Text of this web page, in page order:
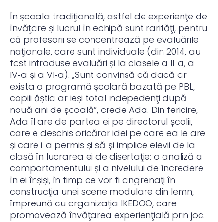
În școala tradiţională, astfel de experienţe de
învăţare și lucrul în echipă sunt rarităţi, pentru
că profesorii se concentrează pe evaluările
naţionale, care sunt individuale (din 2014, au
fost introduse evaluări și la clasele a II‑a, a
IV‑a și a VI‑a). „Sunt convinsă că dacă ar
exista o programă școlară bazată pe PBL,
copiii ăștia ar ieși total indepedenţi după
nouă ani de școală”, crede Ada. Din fericire,
Ada îl are de partea ei pe directorul școlii,
care e deschis oricăror idei pe care ea le are
și care i‑a permis și să‑și implice elevii de la
clasă în lucrarea ei de disertaţie: o analiză a
comportamentului și a nivelului de încredere
în ei înșiși, în timp ce vor fi angrenaţi în
construcţia unei scene modulare din lemn,
împreună cu organizaţia IKEDOO, care
promovează învăţarea experienţială prin joc.